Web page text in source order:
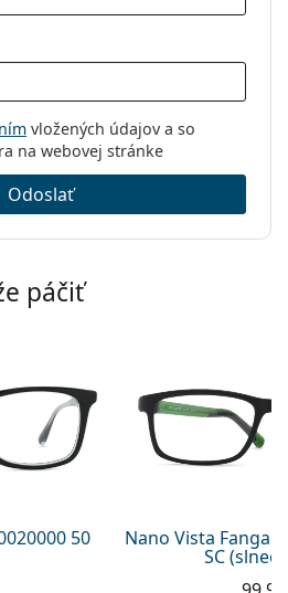
vložených údajov a so
na webovej stránke
Odoslať
páčiť
50 Nano Vista
SC